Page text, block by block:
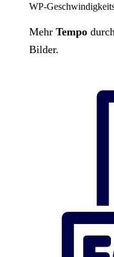
WP-
Mehr Tempo
Bilder.